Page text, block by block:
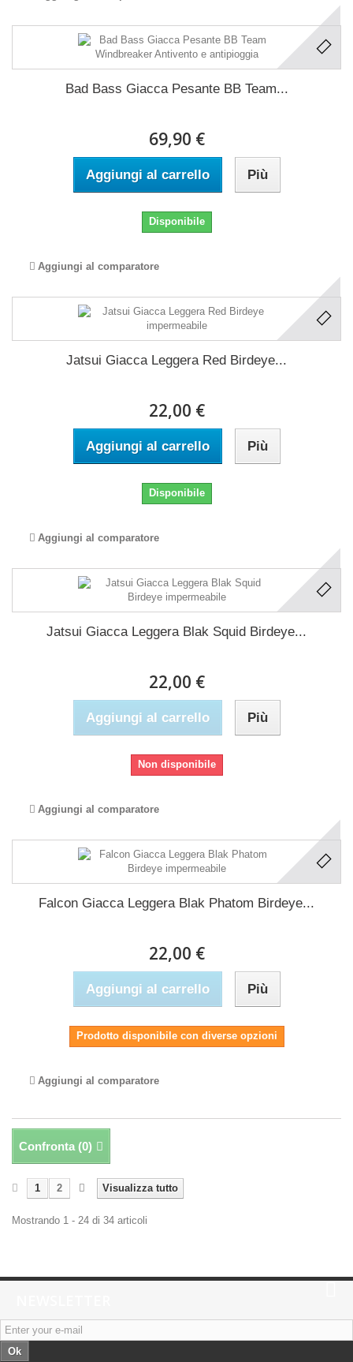
Bad Bass Giacca Pesante BB Team...
69,90 €
Aggiungi al carrello Più
Disponibile
Aggiungi al comparatore
Jatsui Giacca Leggera Red Birdeye...
22,00 €
Aggiungi al carrello Più
Disponibile
Aggiungi al comparatore
Jatsui Giacca Leggera Blak Squid Birdeye...
22,00 €
Aggiungi al carrello Più
Non disponibile
Aggiungi al comparatore
Falcon Giacca Leggera Blak Phatom Birdeye...
22,00 €
Aggiungi al carrello Più
Prodotto disponibile con diverse opzioni
Aggiungi al comparatore
Confronta (0)
Visualizza tutto
1 2
Mostrando 1 - 24 di 34 articoli
Ok